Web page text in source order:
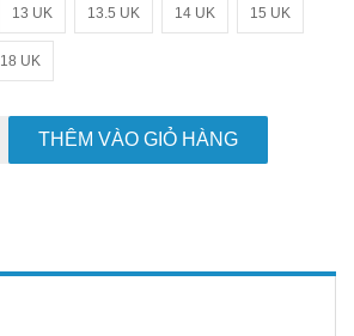
13 UK 13.5 UK 14 UK 15 UK
18 UK
THÊM VÀO GIỎ HÀNG